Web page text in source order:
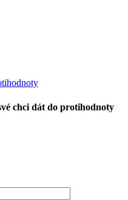
chci dát do protihodnoty